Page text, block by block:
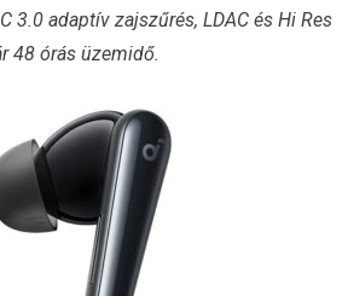
3.0 adaptív zajszűrés, LDAC és Hi Res
48 órás üzemidő.